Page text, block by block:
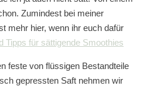
Zumindest bei meiner
mehr hier, wenn ihr euch dafür
Tipps für sättigende Smoothies
feste von flüssigen Bestandteile
gepressten Saft nehmen wir